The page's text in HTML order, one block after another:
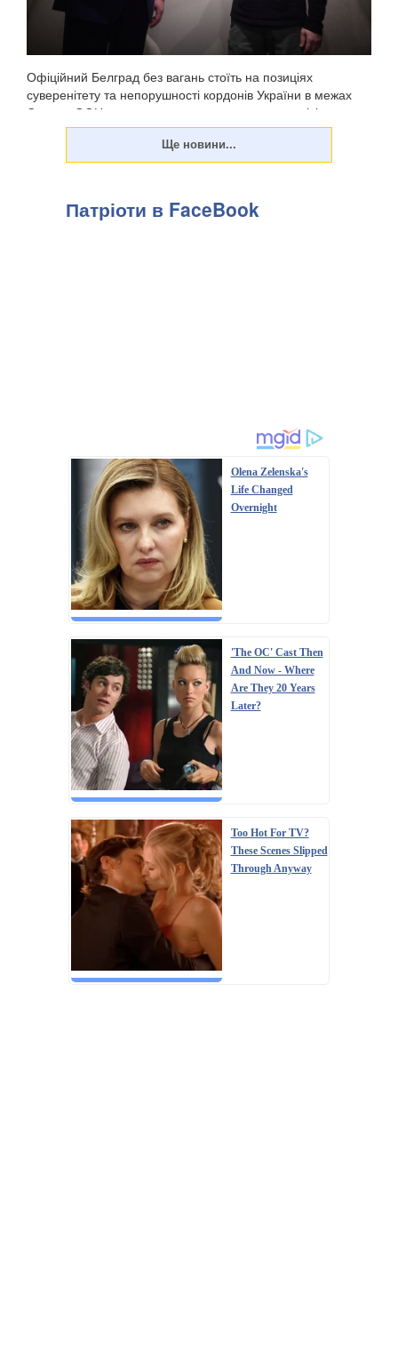
Офіційний Белград без вагань стоїть на позиціях
суверенітету та непорушності кордонів України в межах
Статуту ООН - жодних застережень чи компромісів у
цьому принципі немає. Про це заявив президент Сербії
Александр Вучич на спільній із президентом Воло...
Патріоти в FaceBook
Olena Zelenska's
Life Changed
Overnight
'The OC' Cast Then
And Now - Where
Are They 20 Years
Later?
Too Hot For TV?
These Scenes Slipped
Through Anyway